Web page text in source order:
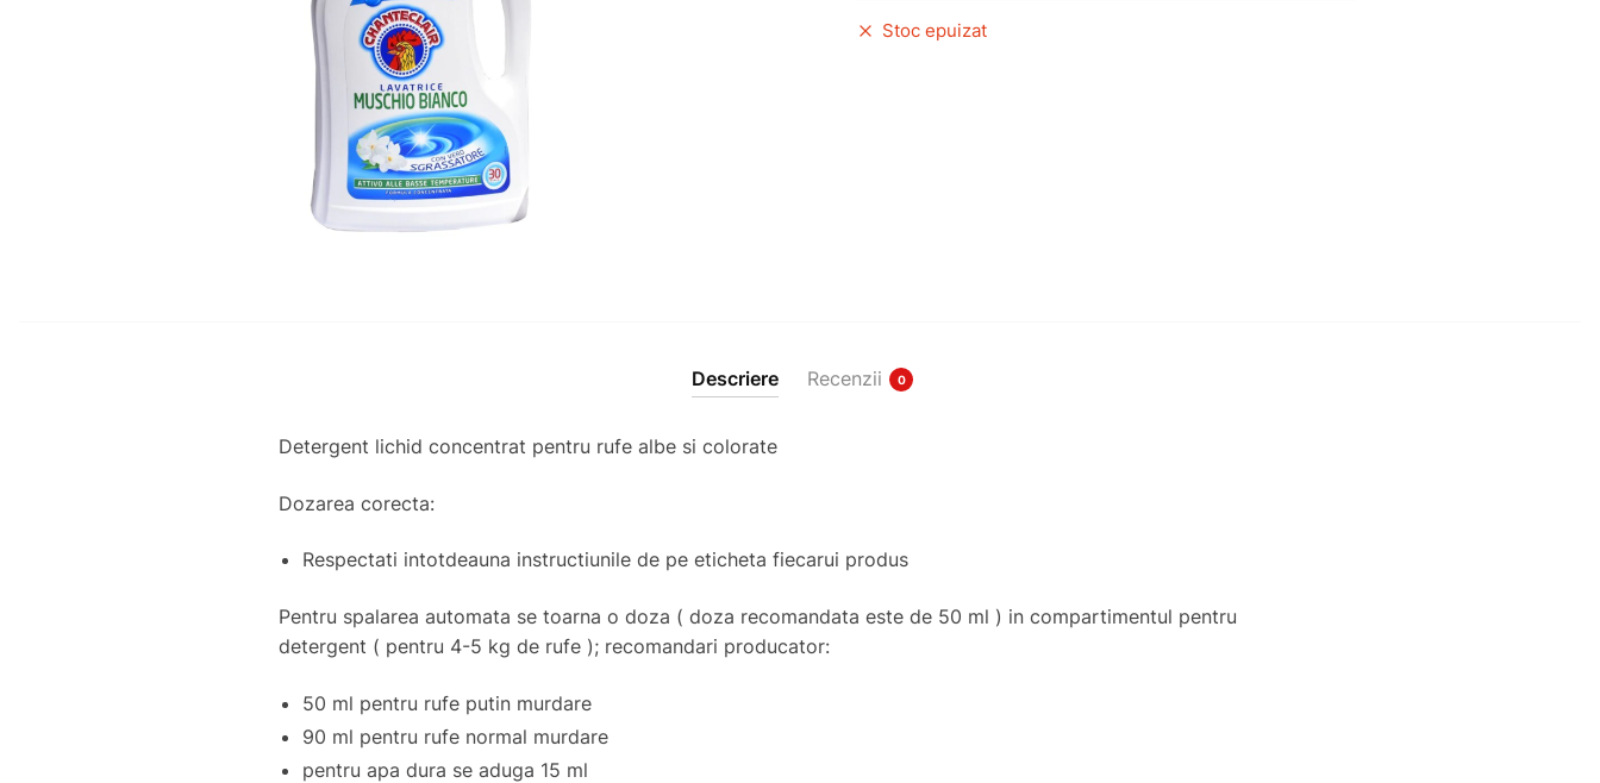
Stoc epuizat
Descriere Recenzii 0
Detergent lichid concentrat pentru rufe albe si colorate
Dozarea corecta:
Respectati intotdeauna instructiunile de pe eticheta fiecarui produs
Pentru spalarea automata se toarna o doza ( doza recomandata este de 50 ml ) in compartimentul pentru
detergent ( pentru 4-5 kg de rufe ); recomandari producator:
50 ml pentru rufe putin murdare
90 ml pentru rufe normal murdare
pentru apa dura se aduga 15 ml